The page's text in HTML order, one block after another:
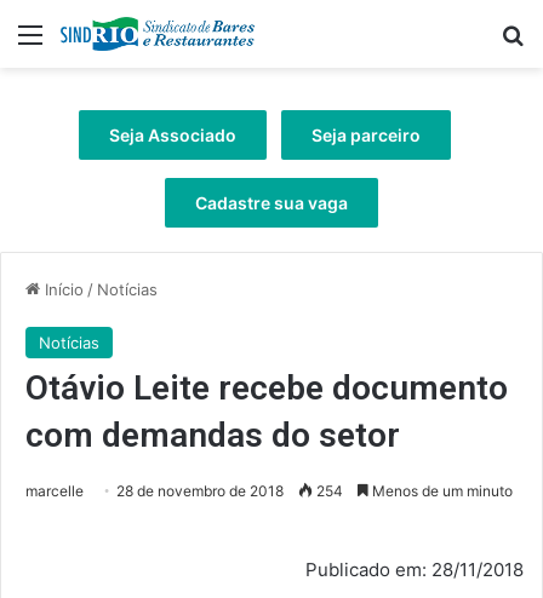
Menu
Seja Associado Seja parceiro
Cadastre sua vaga
Início / Notícias
Notícias
Otávio Leite recebe documento
com demandas do setor
marcelle 28 de novembro de 2018 254 Menos de um minuto
Publicado em: 28/11/2018